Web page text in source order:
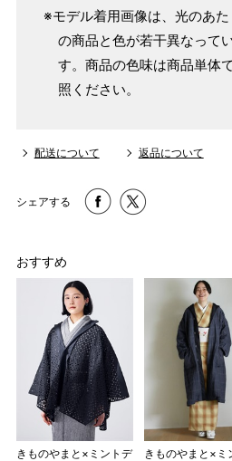
※モデル着用画像は、光のあ
の商品と色が若干異なって
す。商品の色味は商品単体
照ください。
配送について 返品について
シェアする
おすすめ
きものやまと×ミントデ
きものやまと×ミ